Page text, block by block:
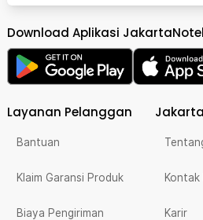
Download Aplikasi
Layanan Pelanggan
Bantuan
Klaim Garansi Produk
Biaya Pengiriman
Kontak
Karir